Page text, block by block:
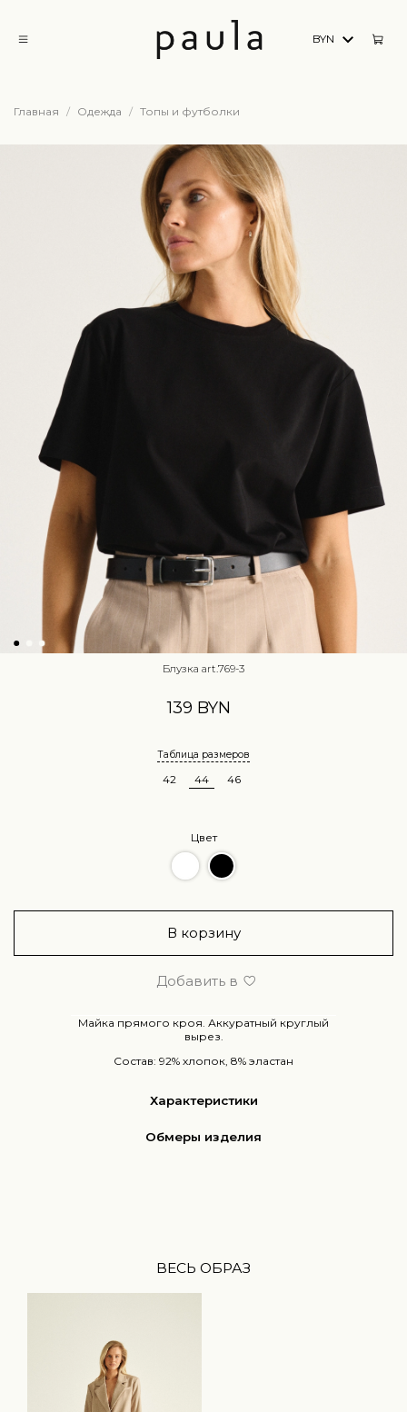
BYN
Главная Одежда Топы и футболки
Блузка art.769-3
139 BYN
Таблица размеров
42 44 46
Цвет
В корзину
Добавить в
Майка прямого кроя. Аккуратный круглый
вырез.
Состав: 92% хлопок, 8% эластан
Характеристики
Обмеры изделия
ВЕСЬ ОБРАЗ